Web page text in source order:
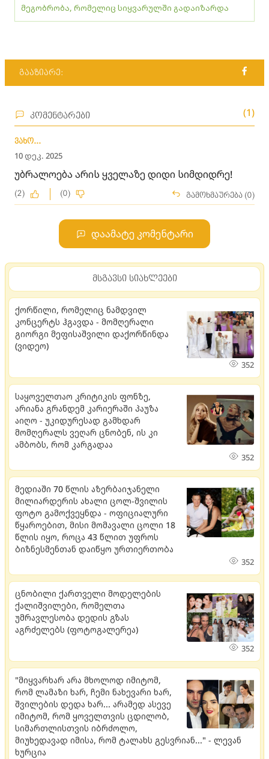
მეგობრობა, რომელიც სიყვარულში გადაიზარდა
გააზიარე:
კომენტარები (1)
ვახო...
10 დეკ. 2025
უბრალოება არის ყველაზე დიდი სიმდიდრე!
(2) (0) გამოხმაურება (0)
დაამატე კომენტარი
მსგავსი სიახლეები
ქორწილი, რომელიც ნამდვილ
კონცერტს ჰგავდა - მომღერალი
გიორგი მეფისაშვილი დაქორწინდა
(ვიდეო)
352
საყოველთაო კრიტიკის ფონზე,
არიანა გრანდემ კარიერაში პაუზა
აიღო - უკიდურესად გამხდარ
მომღერალს ვეღარ ცნობენ, ის კი
ამბობს, რომ კარგადაა
352
მედიაში 70 წლის აზერბაიჯანელი
მილიარდერის ახალი ცოლ-შვილის
ფოტო გამოქვეყნდა - ოფიციალური
წყაროებით, მისი მომავალი ცოლი 18
წლის იყო, როცა 43 წლით უფროს
ბიზნესმენთან დაიწყო ურთიერთობა
352
ცნობილი ქართველი მოდელების
ქალიშვილები, რომელთა
უმრავლესობა დედის გზას
აგრძელებს (ფოტოგალერეა)
352
"მიყვარხარ არა მხოლოდ იმიტომ,
რომ ლამაზი ხარ, ჩემი ნახევარი ხარ,
შვილების დედა ხარ... არამედ ასევე
იმიტომ, რომ ყოველთვის ცდილობ,
სიმართლისთვის იბრძოლო,
მიუხედავად იმისა, რომ ტალახს გესვრიან..." - ლევან
ხურცია